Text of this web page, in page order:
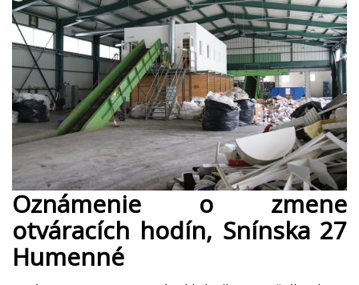
Oznámenie o zmene
otváracích hodín, Snínska 27
Humenné